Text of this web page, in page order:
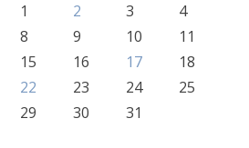
1
2 3
4
8 9 10
11
15 16 17
18
22 23 24
25
29 30 31